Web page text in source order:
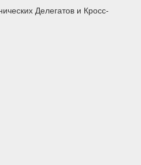
Делегатов и Кросс-